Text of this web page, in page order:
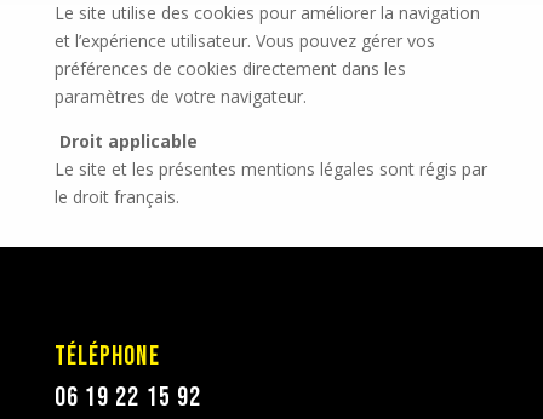
Le site utilise des cookies pour améliorer la navigation
et l’expérience utilisateur. Vous pouvez gérer vos
préférences de cookies directement dans les
paramètres de votre navigateur.
Droit applicable
Le site et les présentes mentions légales sont régis par
le droit français.
Téléphone
06 19 22 15 92